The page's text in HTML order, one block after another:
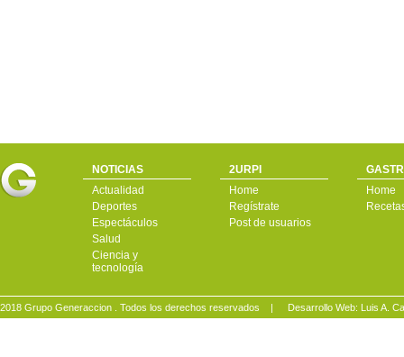
NOTICIAS
Actualidad
Deportes
Espectáculos
Salud
Ciencia y
tecnología
2URPI
Home
Regístrate
Post de usuarios
Home
2018 Grupo Generaccion . Todos los derechos reservados | Desarrollo Web: Luis